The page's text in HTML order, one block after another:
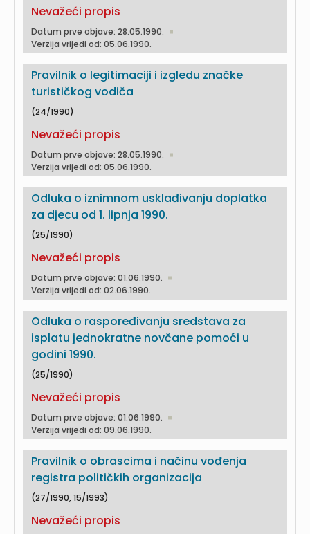
Nevažeći propis
Datum prve objave: 28.05.1990.
Verzija vrijedi od: 05.06.1990.
Pravilnik o legitimaciji i izgledu značke
turističkog vodiča
(24/1990)
Nevažeći propis
Datum prve objave: 28.05.1990.
Verzija vrijedi od: 05.06.1990.
Odluka o iznimnom usklađivanju doplatka
za djecu od 1. lipnja 1990.
(25/1990)
Nevažeći propis
Datum prve objave: 01.06.1990.
Verzija vrijedi od: 02.06.1990.
Odluka o raspoređivanju sredstava za
isplatu jednokratne novčane pomoći u
godini 1990.
(25/1990)
Nevažeći propis
Datum prve objave: 01.06.1990.
Verzija vrijedi od: 09.06.1990.
Pravilnik o obrascima i načinu vođenja
registra političkih organizacija
(27/1990, 15/1993)
Nevažeći propis